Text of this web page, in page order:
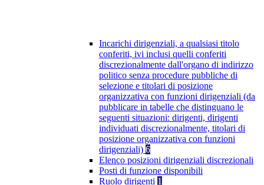
Incarichi dirigenziali, a qualsiasi titolo
conferiti, ivi inclusi quelli conferiti
discrezionalmente dall'organo di indirizzo
politico senza procedure pubbliche di
selezione e titolari di posizione
organizzativa con funzioni dirigenziali (da
pubblicare in tabelle che distinguano le
seguenti situazioni: dirigenti, dirigenti
individuati discrezionalmente, titolari di
posizione organizzativa con funzioni
dirigenziali) 6
Elenco posizioni dirigenziali discrezionali
Posti di funzione disponibili
Ruolo dirigenti 1